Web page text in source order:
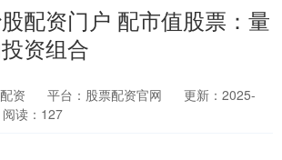
配资门户 配市值股票：量
资组合
资 平台：股票配资官网
更新：2025-
阅读：127